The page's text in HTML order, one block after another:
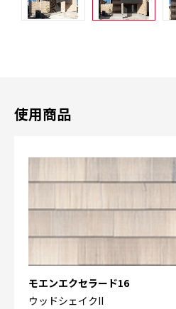
使用商品
モエンエクセラード16
ウッドシェイクII